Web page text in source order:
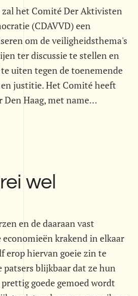
zal het Comité Der Aktivisten
(CDAVVD) een
om de veiligheidsthema's
ter discussie te stellen en
uiten tegen de toenemende
justitie. Het Comité heeft
Den Haag, met name…
wel
en de daaraan vast
economieën krakend in elkaar
erop hiervan goeie zin te
patsers blijkbaar dat ze hun
goede gemoed wordt